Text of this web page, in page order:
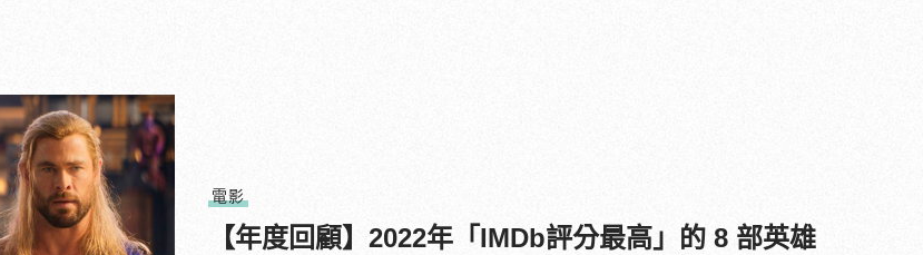
電影
【年度回顧】2022年「IMDb評分最高」的 8 部英雄